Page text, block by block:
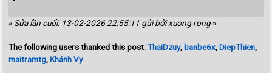
« Sửa lần cuối: 13-02-2026 22:55:11 gửi bởi xuong rong»
The following users thanked this post:ThaiDzuy, banbe6x,DiepThien,
maitramtg,Khánh Vy